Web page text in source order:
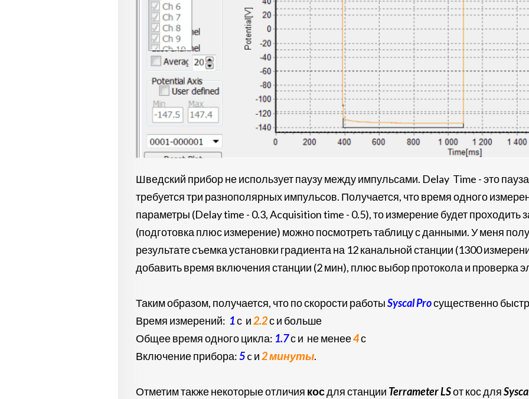
Шведский прибор не использует паузу между импульсами. Delay Time - это
требуется три разнополярных импульсов. Получается, что время одного
параметры (Delay time - 0.3, Acquisition time - 0.5), то измерение будет
(подготовка плюс измерение) можно посмотреть таблицу с данными. У меня
результате съемка установки градиента на 12 канальной станции (1300
добавить время включения станции (2 мин), плюс выбор протокола и проверка
Таким образом, получается, что по скорости работыSyscal Proсущественно
Время измерений: 1с и2.2с и больше
Общее время одного цикла: 1.7с и не менее4с
Включение прибора:5c и2 минуты.
Отметим также некоторые отличия косдля станции Terrameter LSот кос для